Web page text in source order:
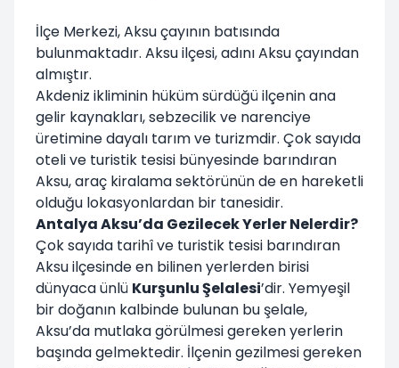
İlçe Merkezi, Aksu çayının batısında
bulunmaktadır. Aksu ilçesi, adını Aksu çayından
almıştır.
Akdeniz ikliminin hüküm sürdüğü ilçenin ana
gelir kaynakları, sebzecilik ve narenciye
üretimine dayalı tarım ve turizmdir. Çok sayıda
oteli ve turistik tesisi bünyesinde barındıran
Aksu, araç kiralama sektörünün de en hareketli
olduğu lokasyonlardan bir tanesidir.
Antalya Aksu’da Gezilecek Yerler Nelerdir?
Çok sayıda tarihî ve turistik tesisi barındıran
Aksu ilçesinde en bilinen yerlerden birisi
dünyaca ünlü Kurşunlu Şelalesi’dir. Yemyeşil
bir doğanın kalbinde bulunan bu şelale,
Aksu’da mutlaka görülmesi gereken yerlerin
başında gelmektedir. İlçenin gezilmesi gereken